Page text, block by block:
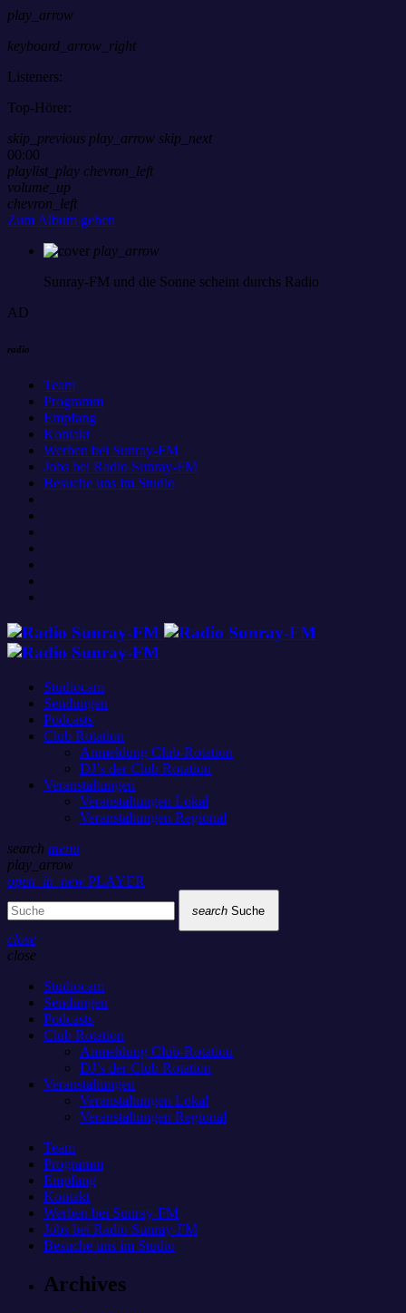
play_arrow
keyboard_arrow_right
Listeners:
Top-Hörer:
skip_previous play_arrow skip_next
00:00
playlist_play chevron_left
volume_up
chevron_left
Zum Album gehen
play_arrow
Sunray-FM und die Sonne scheint durchs Radio
AD
radio
Team
Programm
Empfang
Kontakt
Werben bei Sunray-FM
Jobs bei Radio Sunray-FM
Besuche uns im Studio
Studiocam
Sendungen
Podcasts
Club Rotation
Anmeldung Club-Rotation
DJ’s der Club Rotation
Veranstaltungen
Veranstaltungen Lokal
Veranstaltungen Regional
search menu
play_arrow
open_in_new PLAYER
search Suche
close
close
Studiocam
Sendungen
Podcasts
Club Rotation
Anmeldung Club-Rotation
DJ’s der Club Rotation
Veranstaltungen
Veranstaltungen Lokal
Veranstaltungen Regional
Team
Programm
Empfang
Kontakt
Werben bei Sunray-FM
Jobs bei Radio Sunray-FM
Besuche uns im Studio
Archives